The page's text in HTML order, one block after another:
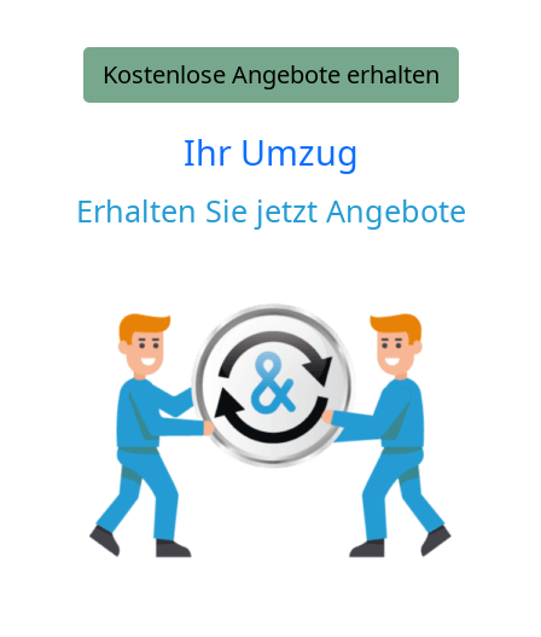
Kostenlose Angebote erhalten
Ihr Umzug
Erhalten Sie jetzt Angebote